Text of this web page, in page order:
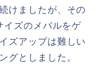
けましたが、その
イズのメバルをゲ
ズアップは難しい
グとしました。